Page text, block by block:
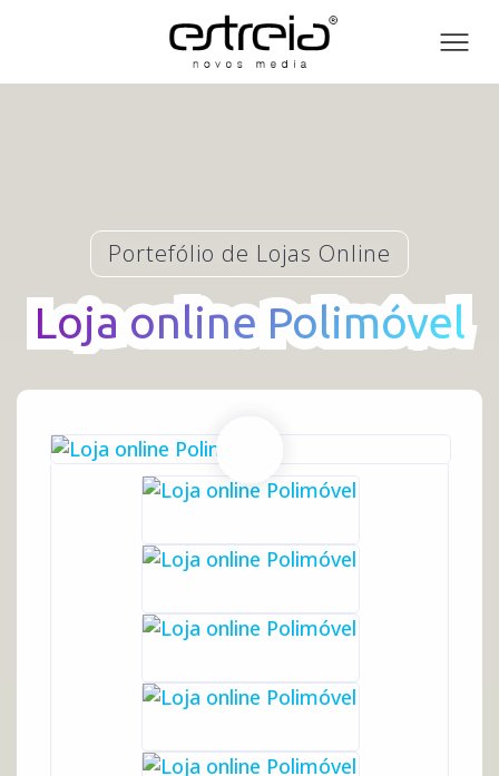
Portefólio de Lojas Online
Loja online Polimóvel
Loja online Polimóvel